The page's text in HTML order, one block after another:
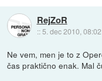
RejZoR
:: 5. dec 2010, 08:02
Ne vem, men je to z
čas praktično enak. Mal